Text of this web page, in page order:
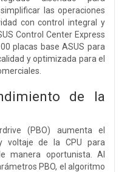
las operaciones
con control integral y
Control Center Express
placas base ASUS para
y optimizada para el
de la
(PBO) aumenta el
voltaje de la CPU para
manera oportunista. Al
PBO, el algoritmo